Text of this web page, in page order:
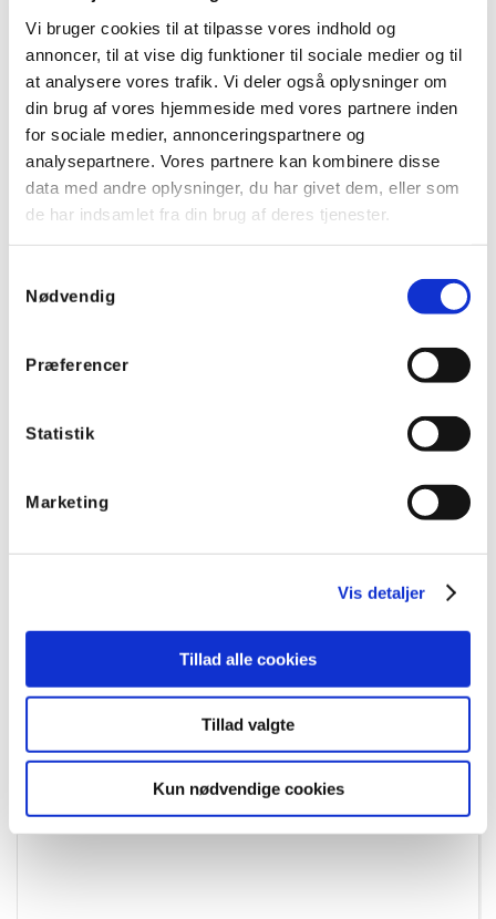
Vi bruger cookies til at tilpasse vores indhold og
annoncer, til at vise dig funktioner til sociale medier og til
at analysere vores trafik. Vi deler også oplysninger om
din brug af vores hjemmeside med vores partnere inden
for sociale medier, annonceringspartnere og
analysepartnere. Vores partnere kan kombinere disse
data med andre oplysninger, du har givet dem, eller som
de har indsamlet fra din brug af deres tjenester.
Nødvendig
Præferencer
Statistik
Marketing
Vis detaljer
Tillad alle cookies
Tillad valgte
Kun nødvendige cookies
EAN:
4012591137061